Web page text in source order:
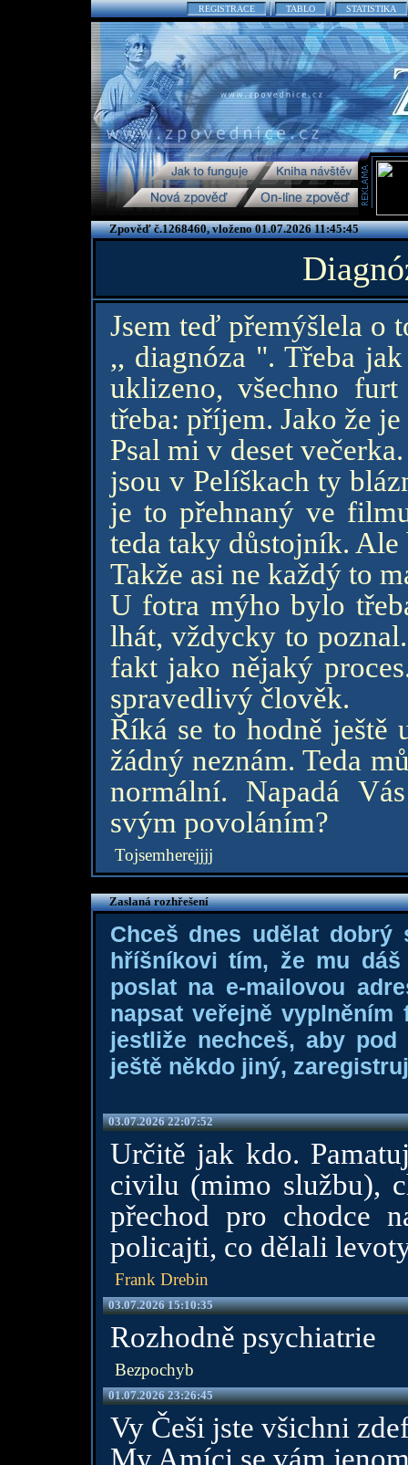
REGISTRACE TABLO STATISTIKA
Zpověď č.1268460, vloženo 01.07.2026 11:45:45
Jsem teď přemýšlela o
,, diagnóza ". Třeba
uklizeno, všechno
třeba: příjem. Jako že
Psal mi v deset
jsou v Pelíškach ty
je to přehnaný ve
teda taky důstojník.
Takže asi ne každý to
U fotra mýho bylo
lhát, vždycky to
fakt jako nějaký
spravedlivý člověk.
Říká se to hodně
žádný neznám. Teda
normální. Napadá
svým povoláním?
Tojsemherejjjj
Zaslaná rozhřešení
Chceš dnes udělat dobrý
hříšníkovi tím, že mu
poslat na e-mailovou
napsat veřejně
jestliže nechceš, aby
ještě někdo jiný,
03.07.2026 22:07:52
Určitě jak kdo.
civilu (mimo službu),
přechod pro chodce
policajti, co dělali
Frank Drebin
03.07.2026 15:10:35
Rozhodně psychiatrie
Bezpochyb
01.07.2026 23:26:45
Vy Češi jste všichni